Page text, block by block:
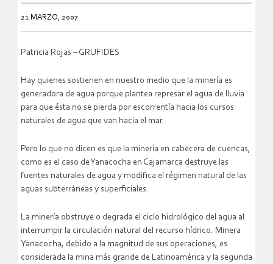
21 MARZO, 2007
Patricia Rojas – GRUFIDES
Hay quienes sostienen en nuestro medio que la minería es
generadora de agua porque plantea represar el agua de lluvia
para que ésta no se pierda por escorrentía hacia los cursos
naturales de agua que van hacia el mar.
Pero lo que no dicen es que la minería en cabecera de cuencas,
como es el caso de Yanacocha en Cajamarca destruye las
fuentes naturales de agua y modifica el régimen natural de las
aguas subterráneas y superficiales.
La minería obstruye o degrada el ciclo hidrológico del agua al
interrumpir la circulación natural del recurso hídrico. Minera
Yanacocha, debido a la magnitud de sus operaciones, es
considerada la mina más grande de Latinoamérica y la segunda